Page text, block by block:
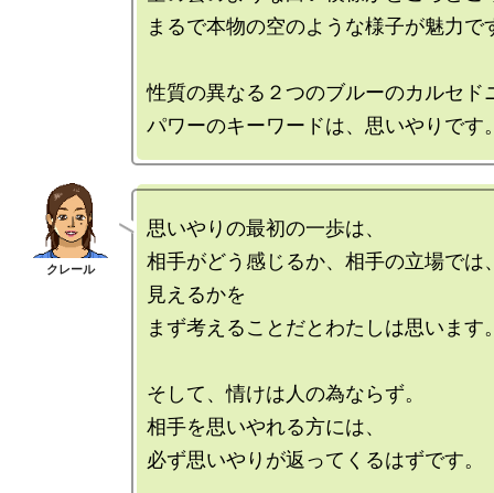
まるで本物の空のような様子が魅力で
性質の異なる２つのブルーのカルセド
思いやりの最初の一歩は、
相手がどう感じるか、相手の立場では
見えるかを
まず考えることだとわたしは思います
そして、情けは人の為ならず。
相手を思いやれる方には、
必ず思いやりが返ってくるはずです。